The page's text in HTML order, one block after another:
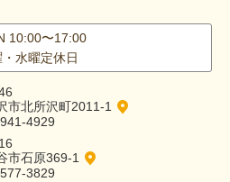
10:00〜17:00
・水曜定休日
市北所沢町2011-1
4929
市石原369-1
3829